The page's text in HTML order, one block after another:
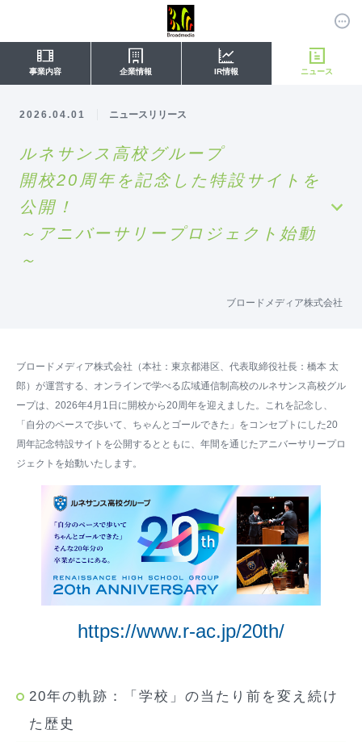
事業内容 企業情報 IR情報 ニュース
2026.04.01 ニュースリリース
ルネサンス高校グループ
開校20周年を記念した特設サイトを
公開！
～アニバーサリープロジェクト始動
～
ブロードメディア株式会社
ブロードメディア株式会社（本社：東京都港区、代表取締役社長：橋本 太
郎）が運営する、オンラインで学べる広域通信制高校のルネサンス高校グル
ープは、2026年4月1日に開校から20周年を迎えました。これを記念し、
「自分のペースで歩いて、ちゃんとゴールできた」をコンセプトにした20
周年記念特設サイトを公開するとともに、年間を通じたアニバーサリープロ
ジェクトを始動いたします。
https://www.r-ac.jp/20th/
20年の軌跡：「学校」の当たり前を変え続け
た歴史